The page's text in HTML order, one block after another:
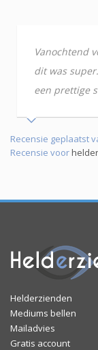
Vanochtend
dit was
een prettige
Recensie geplaatst
Recensie voor
Helderzienden
Mediums bellen
Mailadvies
Gratis account